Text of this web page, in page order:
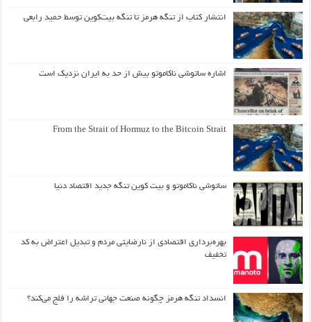
انتشار کتاب از تنگه هرمز تا تنگه بیت‌کوین توسط حمید رابعی
اشاره ساتوشی ناکاموتو بیش از حد به ایران نزدیک است
From the Strait of Hormuz to the Bitcoin Strait
ساتوشی ناکاموتو و بیت کوین تنگه جدید اقتصاد دنیا
بهره‌برداری اقتصادی از نارضایتی مردم و تبدیل اعتراض به کد
تخفیف
انسداد تنگه هرمز چگونه صنعت جهانی تراشه را فلج می‌کند؟